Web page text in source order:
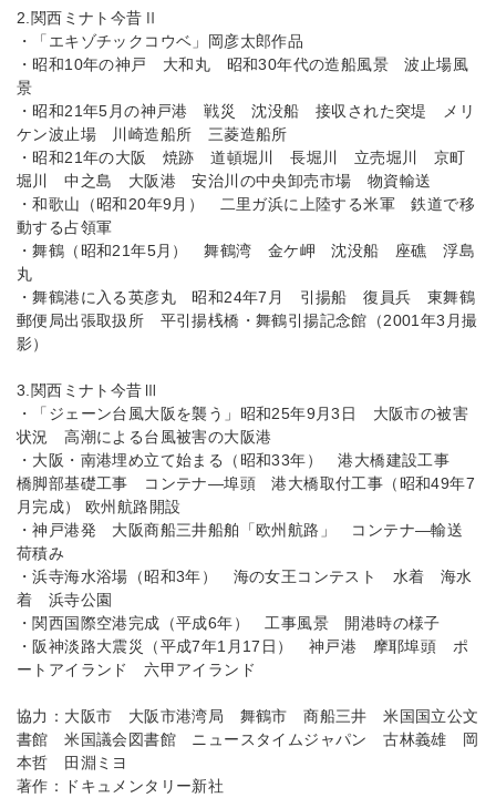
2.関西ミナト今昔Ⅱ
・「エキゾチックコウベ」岡彦太郎作品
・昭和10年の神戸 大和丸 昭和30年代の造船風景 波止場風
景
・昭和21年5月の神戸港 戦災 沈没船 接収された突堤 メリ
ケン波止場 川崎造船所 三菱造船所
・昭和21年の大阪 焼跡 道頓堀川 長堀川 立売堀川 京町
堀川 中之島 大阪港 安治川の中央卸売市場 物資輸送
・和歌山（昭和20年9月） 二里ガ浜に上陸する米軍 鉄道で移
動する占領軍
・舞鶴（昭和21年5月） 舞鶴湾 金ケ岬 沈没船 座礁 浮島
丸
・舞鶴港に入る英彦丸 昭和24年7月 引揚船 復員兵 東舞鶴
郵便局出張取扱所 平引揚桟橋・舞鶴引揚記念館（2001年3月撮
影）
3.関西ミナト今昔Ⅲ
・「ジェーン台風大阪を襲う」昭和25年9月3日 大阪市の被害
状況 高潮による台風被害の大阪港
・大阪・南港埋め立て始まる（昭和33年） 港大橋建設工事
橋脚部基礎工事 コンテナ―埠頭 港大橋取付工事（昭和49年7
月完成） 欧州航路開設
・神戸港発 大阪商船三井船舶「欧州航路」 コンテナ―輸送
荷積み
・浜寺海水浴場（昭和3年） 海の女王コンテスト 水着 海水
着 浜寺公園
・関西国際空港完成（平成6年） 工事風景 開港時の様子
・阪神淡路大震災（平成7年1月17日） 神戸港 摩耶埠頭 ポ
ートアイランド 六甲アイランド
協力：大阪市 大阪市港湾局 舞鶴市 商船三井 米国国立公文
書館 米国議会図書館 ニュースタイムジャパン 古林義雄 岡
本哲 田淵ミヨ
著作：ドキュメンタリー新社